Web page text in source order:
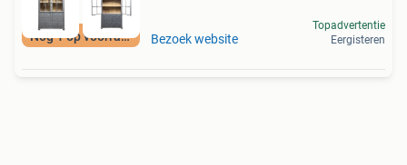
Nog 1 op voorraad Bezoek website
Topadvertentie
Eergisteren